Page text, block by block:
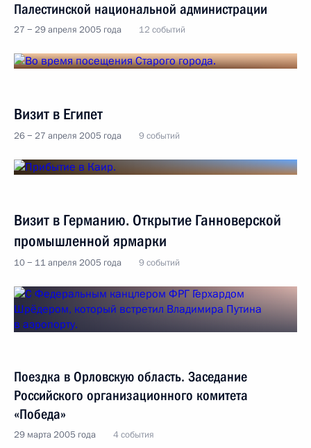
Палестинской национальной администрации
27 − 29 апреля 2005 года 12 событий
Визит в Египет
26 − 27 апреля 2005 года 9 событий
Визит в Германию. Открытие Ганноверской
промышленной ярмарки
10 − 11 апреля 2005 года 9 событий
Поездка в Орловскую область. Заседание
Российского организационного комитета
«Победа»
29 марта 2005 года 4 события